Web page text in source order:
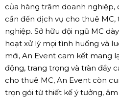
của hàng trăm doanh nghiệp,
cần đến dịch vụ cho thuê MC,
nghiệp. Sở hữu đội ngũ MC
hoạt xử lý mọi tình huống và
mới, An Event cam kết mang
động, trang trọng và tràn đầy
cho thuê MC, An Event còn
trọn gói từ thiết kế ý tưởng,